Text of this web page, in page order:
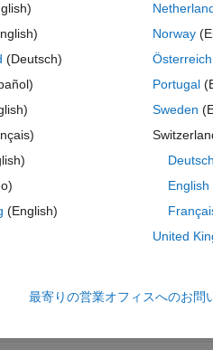
There is a lot of US GIS
GIS information?
サイ
(Deutsch)
(English)
Norway
Österreich
Portugal
Sweden
Deutsch
English
United
最寄りの営業オフィスへのお問